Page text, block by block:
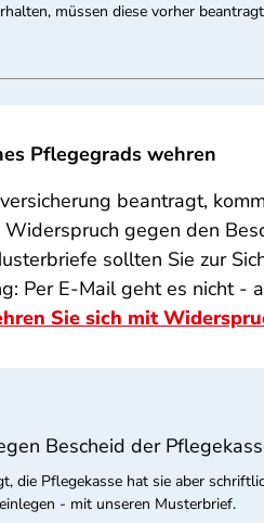
müssen diese vorher
Pflegegrads wehren
beantragt,
gegen den
sollten Sie zur
Per E-Mail geht es nicht -
Sie sich mit
Bescheid der
die Pflegekasse hat sie aber
- mit unseren Musterbrief.